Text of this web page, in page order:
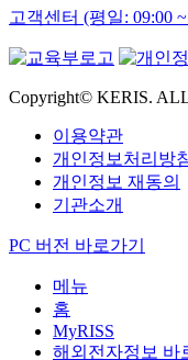
고객센터 (평일: 09:00
Copyright© KERIS.
이용약관
개인정보처리방
개인정보 재동의
기관소개
PC 버전 바로가기
메뉴
홈
MyRISS
해외전자정보 바